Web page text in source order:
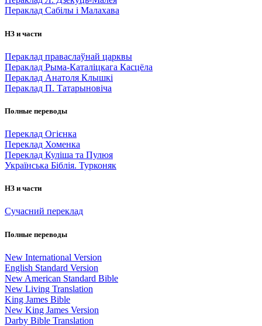
Пераклад Сабілы і Малахава
НЗ и части
Пераклад праваслаўнай царквы
Пераклад Рыма-Каталіцкага Касцёла
Пераклад Анатоля Клышкi
Пераклад П. Татарыновіча
Полные переводы
Переклад Огієнка
Переклад Хоменка
Переклад Куліша та Пулюя
Українська Біблія. Турконяк
НЗ и части
Сучасний переклад
Полные переводы
New International Version
English Standard Version
New American Standard Bible
New Living Translation
King James Bible
New King James Version
Darby Bible Translation